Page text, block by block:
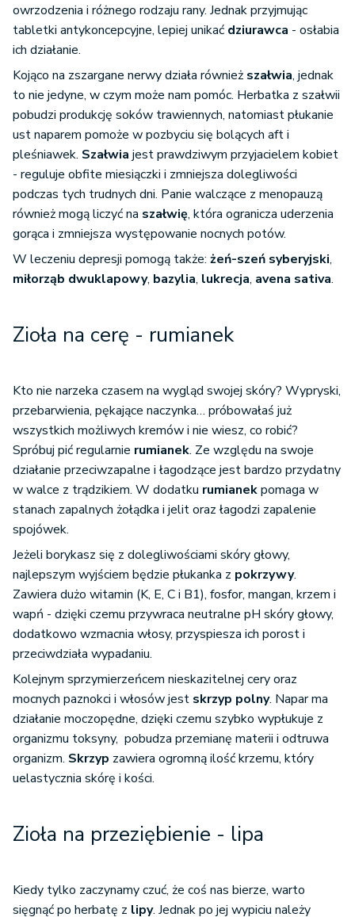
owrzodzenia i różnego rodzaju rany. Jednak przyjmując
tabletki antykoncepcyjne, lepiej unikać dziurawca - osłabia
ich działanie.
Kojąco na zszargane nerwy działa również szałwia, jednak
to nie jedyne, w czym może nam pomóc. Herbatka z szałwii
pobudzi produkcję soków trawiennych, natomiast płukanie
ust naparem pomoże w pozbyciu się bolących aft i
pleśniawek. Szałwia jest prawdziwym przyjacielem kobiet
- reguluje obfite miesiączki i zmniejsza dolegliwości
podczas tych trudnych dni. Panie walczące z menopauzą
również mogą liczyć na szałwię, która ogranicza uderzenia
gorąca i zmniejsza występowanie nocnych potów.
W leczeniu depresji pomogą także: żeń-szeń syberyjski,
miłorząb dwuklapowy, bazylia, lukrecja, avena sativa.
Zioła na cerę - rumianek
Kto nie narzeka czasem na wygląd swojej skóry? Wypryski,
przebarwienia, pękające naczynka… próbowałaś już
wszystkich możliwych kremów i nie wiesz, co robić?
Spróbuj pić regularnie rumianek. Ze względu na swoje
działanie przeciwzapalne i łagodzące jest bardzo przydatny
w walce z trądzikiem. W dodatku rumianekpomaga w
stanach zapalnych żołądka i jelit oraz łagodzi zapalenie
spojówek.
Jeżeli borykasz się z dolegliwościami skóry głowy,
najlepszym wyjściem będzie płukanka z pokrzywy.
Zawiera dużo witamin (K, E, C i B1), fosfor, mangan, krzem i
wapń - dzięki czemu przywraca neutralne pH skóry głowy,
dodatkowo wzmacnia włosy, przyspiesza ich porost i
przeciwdziała wypadaniu.
Kolejnym sprzymierzeńcem nieskazitelnej cery oraz
mocnych paznokci i włosów jest skrzyp polny. Napar ma
działanie moczopędne, dzięki czemu szybko wypłukuje z
organizmu toksyny, pobudza przemianę materii i odtruwa
organizm. Skrzyp zawiera ogromną ilość krzemu, który
uelastycznia skórę i kości.
Zioła na przeziębienie - lipa
Kiedy tylko zaczynamy czuć, że coś nas bierze, warto
sięgnąć po herbatę z lipy. Jednak po jej wypiciu należy